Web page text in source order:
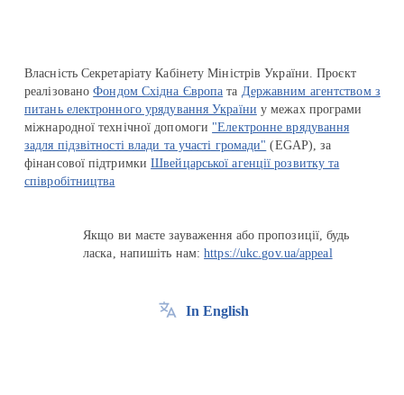
Власність Секретаріату Кабінету Міністрів України. Проєкт
реалізованоФондом Східна Європа та Державним агентством з
питань електронного урядування України у межах програми
міжнародної технічної допомоги "Електронне врядування
задля підзвітності влади та участі громади" (EGAP), за
фінансової підтримкиШвейцарської агенції розвитку та
співробітництва
Якщо ви маєте зауваження або пропозиції, будь
ласка, напишіть нам:https://ukc.gov.ua/appeal
In English